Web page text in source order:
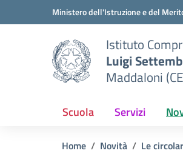
Vai ai contenuti
Vai al menu di navigazioneMinistero dell'Istruzione e del
Istituto
Luigi
Maddaloni
Scuola Servizi
Home Novità Le